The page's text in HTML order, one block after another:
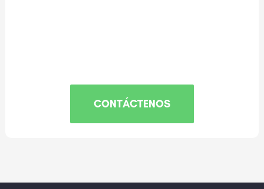
CONTÁCTENOS